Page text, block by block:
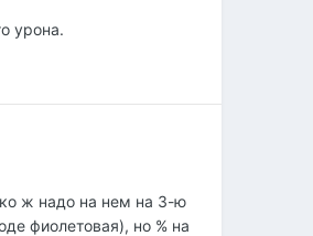
урона.
ж надо на нем на 3-ю
фиолетовая), но % на